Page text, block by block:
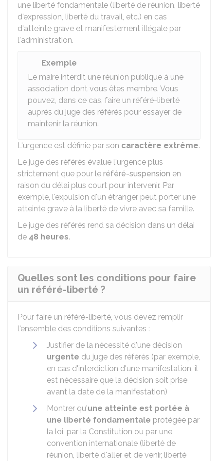
une liberté fondamentale (liberté de réunion, liberté
d'expression, liberté du travail, etc.) en cas
d'atteinte grave et manifestement illégale par
l'administration.
Exemple
Le maire interdit une réunion publique à une
association dont vous êtes membre. Vous
pouvez, dans ce cas, faire un référé-liberté
auprès du juge des référés pour essayer de
maintenir la réunion.
L'urgence est définie par son caractère extrême.
Le juge des référés évalue l'urgence plus
strictement que pour le référé-suspension en
raison du délai plus court pour intervenir. Par
exemple, l'expulsion d'un étranger peut porter une
atteinte grave à la liberté de vivre avec sa famille.
Le juge des référés rend sa décision dans un délai
de 48 heures.
Quelles sont les conditions pour faire
un référé-liberté ?
Pour faire un référé-liberté, vous devez remplir
l'ensemble des conditions suivantes :
Justifier de la nécessité d'une décision
urgente du juge des référés (par exemple,
en cas d'interdiction d'une manifestation, il
est nécessaire que la décision soit prise
avant la date de la manifestation)
Montrer qu'une atteinte est portée à
une liberté fondamentale protégée par
la loi, par la Constitution ou par une
convention internationale (liberté de
réunion, liberté d'aller et de venir, liberté